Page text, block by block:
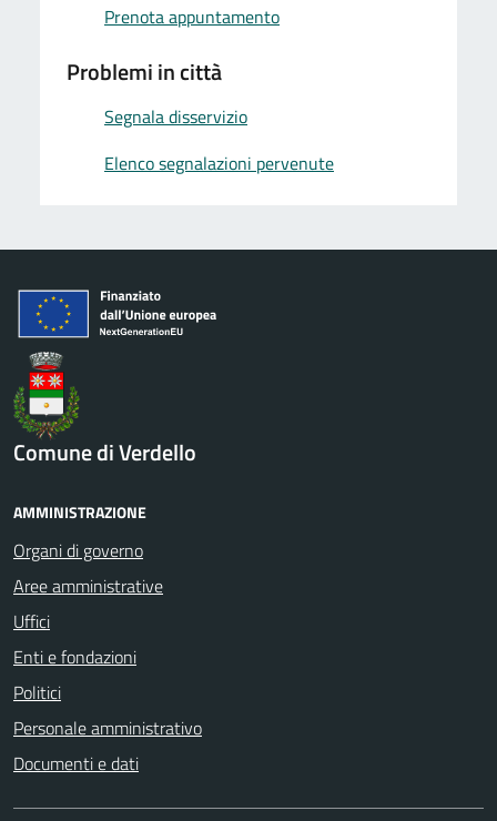
Prenota appuntamento
Problemi in città
Segnala disservizio
Elenco segnalazioni pervenute
Comune di Verdello
AMMINISTRAZIONE
Organi di governo
Aree amministrative
Uffici
Enti e fondazioni
Politici
Personale amministrativo
Documenti e dati